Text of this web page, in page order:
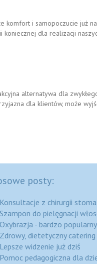
i samopoczucie już
dla realizacji
alternatywa dla
dla klientów, może
posty:
Konsultacje z chirurgii
Szampon do pielęgnacji
Oxybrazja - bardzo
Zdrowy, dietetyczny
Lepsze widzenie już dziś
Pomoc pedagogiczna dla